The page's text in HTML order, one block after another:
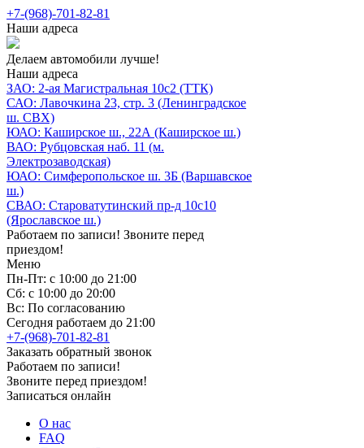
+7-(968)-701-82-81
Наши адреса
Делаем автомобили лучше!
Наши адреса
ЗАО: 2-ая Магистральная 10с2 (ТТК)
САО: Лавочкина 23, стр. 3 (Ленинградское
ш. СВХ)
ЮАО: Каширское ш., 22А (Каширское ш.)
ВАО: Рубцовская наб. 11 (м.
Электрозаводская)
ЮАО: Симферопольское ш. 3Б (Варшавское
ш.)
СВАО: Староватутинский пр-д 10с10
(Ярославское ш.)
Работаем по записи! Звоните перед
приездом!
Меню
Пн-Пт: с 10:00 до 21:00
Сб: с 10:00 до 20:00
Вс: По согласованию
Сегодня работаем до 21:00
+7-(968)-701-82-81
Заказать обратный звонок
Работаем по записи!
Звоните перед приездом!
Записаться онлайн
О нас
FAQ